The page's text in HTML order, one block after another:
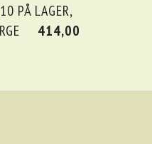
PÅ LAGER,
414,00